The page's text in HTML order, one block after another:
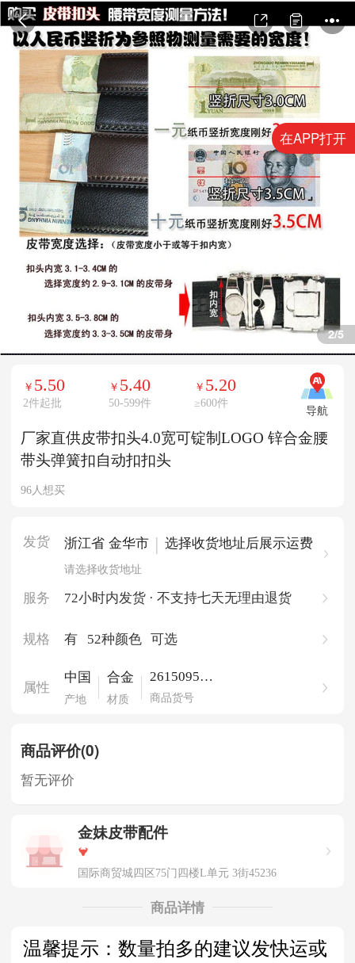
在APP打开
3/5
￥ 5.50
2件起批
￥ 5.40
50-599件
￥ 5.20
≥600件 导航
厂家直供皮带扣头4.0宽可锭制LOGO 锌合金腰
带头弹簧扣自动扣扣头
96人想买
发货 浙江省 金华市 | 选择收货地址后展示运费
请选择收货地址
服务 72小时内发货 · 不支持七天无理由退货
规格 有 52种颜色 可选
属性
中国
产地
合金
材质
261509551
9248
商品货号
商品评价(0)
暂无评价
金妹皮带配件
国际商贸城四区75门四楼L单元 3街45236
商品详情
温馨提示：数量拍多的建议发快运或